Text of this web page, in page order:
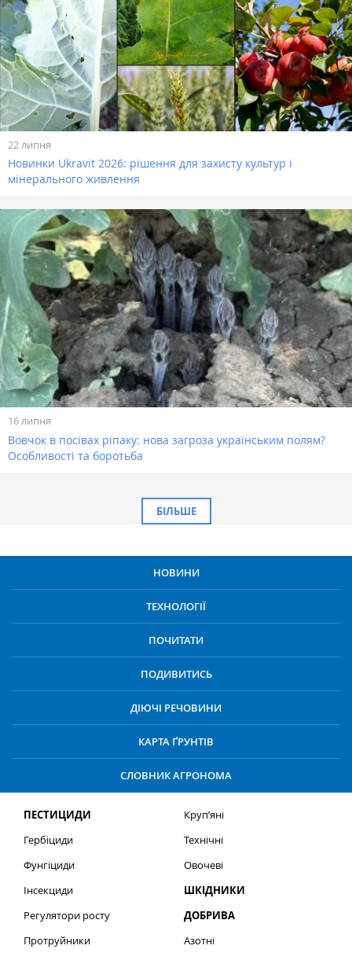
22 липня
Новинки Ukravit 2026: рішення для захисту культур і
мінерального живлення
16 липня
Вовчок в посівах ріпаку: нова загроза українським полям?
Особливості та боротьба
БІЛЬШЕ
НОВИНИ
ТЕХНОЛОГІЇ
ПОЧИТАТИ
ПОДИВИТИСЬ
ДІЮЧІ РЕЧОВИНИ
КАРТА ҐРУНТІВ
СЛОВНИК АГРОНОМА
ПЕСТИЦИДИ
Гербіциди
Фунгіциди
Інсекциди
Регулятори росту
Протруйники
Круп’яні
Технічні
Овочеві
ШКІДНИКИ
ДОБРИВА
Азотні